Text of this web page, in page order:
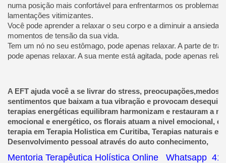
numa posição mais confortável para enfrentarmos os problemas
lamentações vitimizantes.
Você pode aprender a relaxar o seu corpo e a diminuir a
momentos de tensão da sua vida.
Tem um nó no seu estômago, pode apenas relaxar. A parte de
pode apenas relaxar. A sua mente está agitada, pode apenas
A EFT ajuda você a se livrar do stress, preocupações,medos,
sentimentos que baixam a tua vibração e provocam
terapias energéticas equilibram harmonizam e restauram a
emocional e energético, os florais atuam a nivel emocional, e
terapia em Terapia Holistica em Curitiba, Terapias naturais e
Desenvolvimento pessoal através do auto conhecimento,
Mentoria Terapêutica Holística Online Whatsapp 41